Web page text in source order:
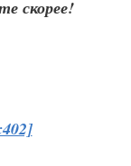
скорее!